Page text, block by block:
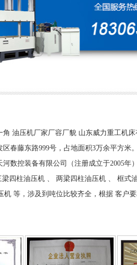
油压机厂家厂容厂貌 山东威力重工机
春藤东路999号，占地面积3万余平方米
数控装备有限公司（注册成立于2005年
四柱油压机 、 两梁四柱油压机 、 框式
机 等，涉及到吨位比较齐全，根据 客户